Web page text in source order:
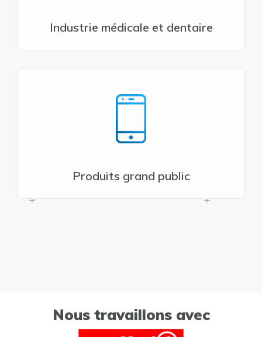
Industrie médicale et dentaire
Produits grand public
Nous travaillons avec